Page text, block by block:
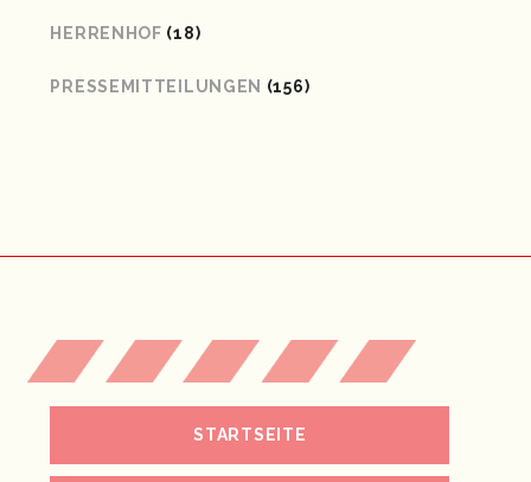
HERRENHOF (18)
PRESSEMITTEILUNGEN (156)
STARTSEITE